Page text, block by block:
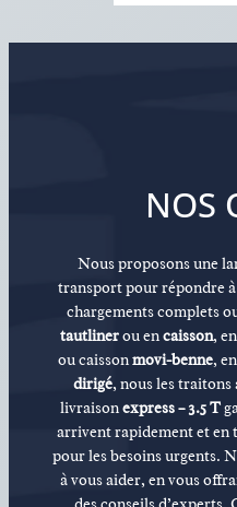
NOS
Nous proposons une
transport pour répondre à
chargements complets
tautlinerou encaisson, en
ou caissonmovi-benne, en
dirigé, nous les traitons
livraisonexpress – 3.5 T
arrivent rapidement et en
pour les besoins urgents.
à vous aider, en vous